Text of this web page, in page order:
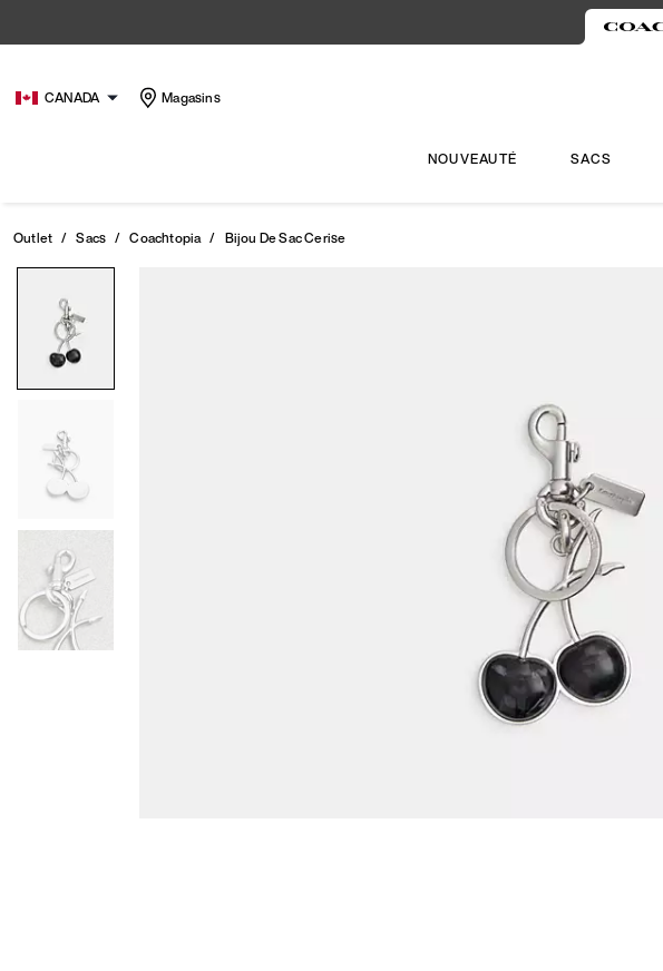
CANADA Magasins
NOUVEAUTÉ SACS
Outlet / Sacs / Coachtopia / Bijou De Sac Cerise